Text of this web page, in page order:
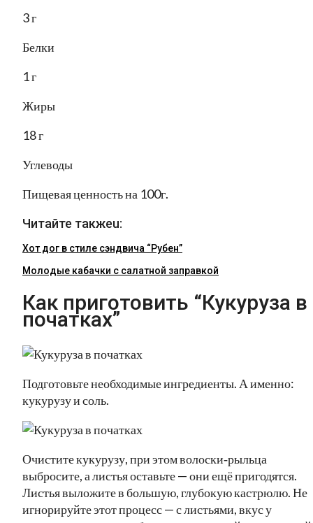
3 г
Белки
1 г
Жиры
18 г
Углеводы
Пищевая ценность на 100г.
Читайте такжеu:
Хот дог в стиле сэндвича “Рубен”
Молодые кабачки с салатной заправкой
Как приготовить “Кукуруза в
початках”
Подготовьте необходимые ингредиенты. А именно:
кукурузу и соль.
Очистите кукурузу, при этом волоски‑рыльца
выбросите, а листья оставьте — они ещё пригодятся.
Листья выложите в большую, глубокую кастрюлю. Не
игнорируйте этот процесс — с листьями, вкус у